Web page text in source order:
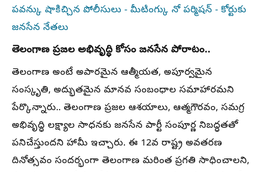
పవన్కు షాకిచ్చిన పోలీసులు - మీటింగ్కు నో పర్మిషన్ - కోర్టుకు
జనసేన నేతలు
తెలంగాణ ప్రజల అభివృద్ధి కోసం జనసేన పోరాటం..
తెలంగాణ అంటే అపారమైన ఆత్మీయత, అపూర్వమైన
సంస్కృతి, అద్భుతమైన మానవ సంబంధాల సమాహారమని
పేర్కొన్నారు.. తెలంగాణ ప్రజల ఆశయాలు, ఆత్మగౌరవం, సమగ్ర
అభివృద్ధి లక్ష్యాల సాధనకు జనసేన పార్టీ సంపూర్ణ నిబద్ధతతో
పనిచేస్తుందని హామీ ఇచ్చారు. ఈ 12వ రాష్ట్ర అవతరణ
దినోత్సవం సందర్భంగా తెలంగాణ మరింత ప్రగతి సాధించాలని,